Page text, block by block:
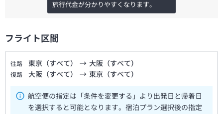
旅行代金が分かりやすくなります。
フライト区間
往路 東京（すべて） → 大阪（すべて）
復路 大阪（すべて） → 東京（すべて）
航空便の指定は「条件を変更する」より出発日と帰着日
を選択すると可能となります。宿泊プラン選択後の指定